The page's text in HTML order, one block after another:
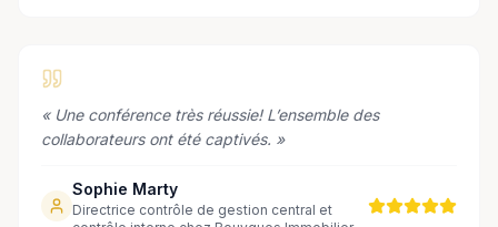
« Une conférence très réussie! L’ensemble des
collaborateurs ont été captivés. »
Sophie Marty
Directrice contrôle de gestion central et